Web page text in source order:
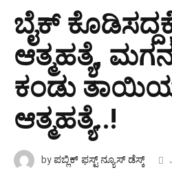
ಬೈಕ್
ಆತ್ಮಹತ್ಯೆ,
ಕಂಡು
ಆತ್ಮಹತ್ಯೆ..!
byಪಬ್ಲಿಕ್ ಫಸ್ಟ್ ನ್ಯೂಸ್ ಡೆಸ್ಕ್